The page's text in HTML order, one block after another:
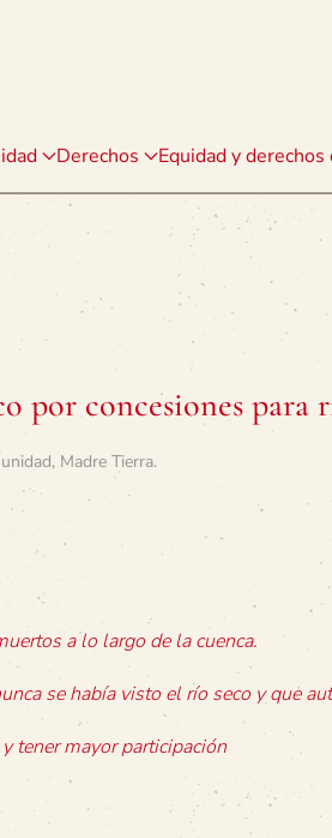
Derechos Equidad y
por concesiones para
, Madre Tierra.
a lo largo de la cuenca.
se había visto el río seco y que
tener mayor participación